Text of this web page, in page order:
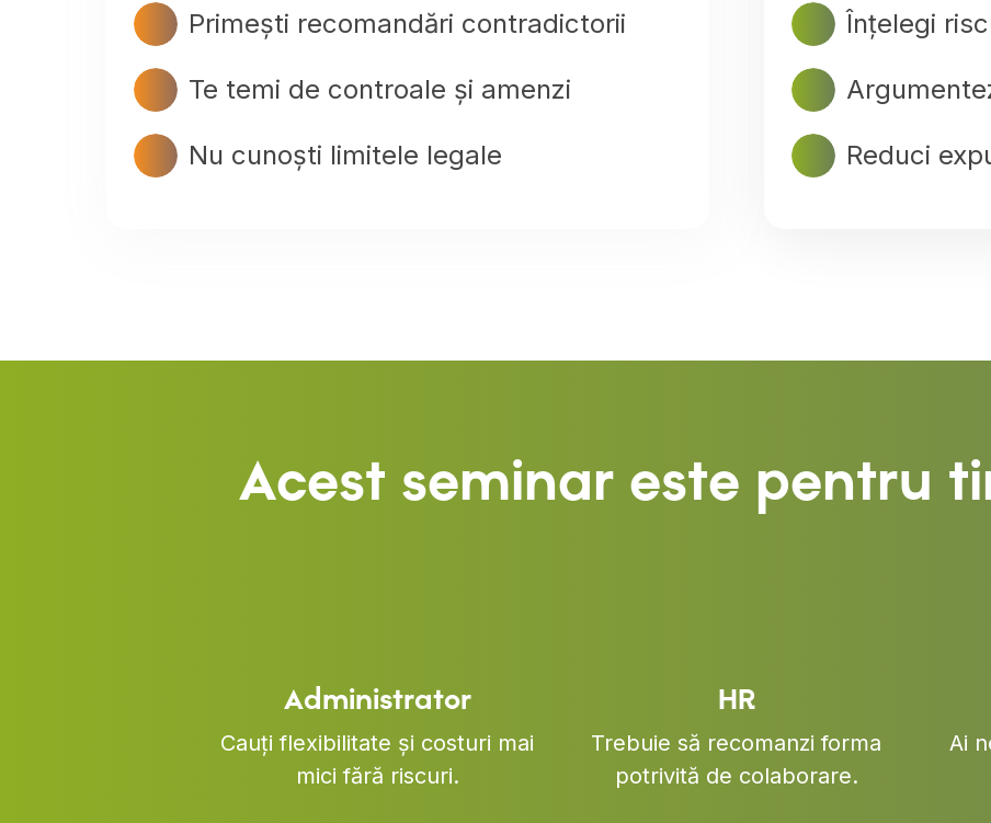
Primești recomandări contradictorii
Te temi de controale și amenzi
Nu cunoști limitele legale
Înțelegi
Reduci
Acest seminar este pentru
Administrator
Cauți flexibilitate și costuri mai
mici fără riscuri.
HR
Trebuie să recomanzi forma
potrivită de colaborare.
Ai